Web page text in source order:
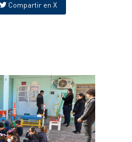
Compartir en X